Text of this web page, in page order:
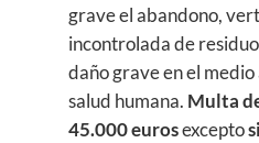
grave el abandono,
incontrolada de
daño grave en el
salud humana. Multa
45.000 eurosexcepto